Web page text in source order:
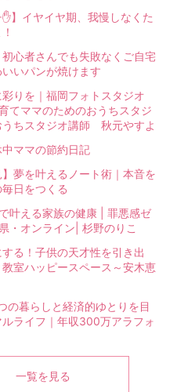
✋】イヤイヤ期、我慢しなくた
心者さんでも失敗なくご自宅
いパンが焼けます
りを｜福岡フォトスタジオ
てママのためのおうちスタジ
うちスタジオ講師 秋元やすよ
ママの節約日記
】夢を叶えるノート術｜本音を
日をつくる
叶える家族の健康 | 罪悪感ゼ
・オンライン| 杉野のりこ
る！子供の天才性を引き出
室ハッピースペース～安木恵
の暮らしと経済的ゆとりを目
ライフ｜年収300万アラフォ
一覧を見る